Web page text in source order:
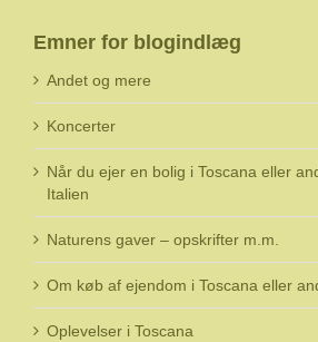
Emner for blogindlæg
Andet og mere
Koncerter
Når du ejer en bolig i Toscana eller
Italien
Naturens gaver – opskrifter m.m.
Om køb af ejendom i Toscana eller
Oplevelser i Toscana